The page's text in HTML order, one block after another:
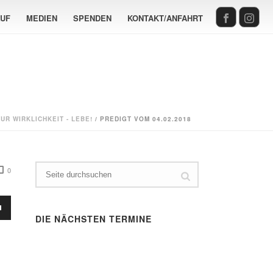
MEDIEN SPENDEN KONTAKT/ANFAHRT
WIRKLICHKEIT - LEBE! / PREDIGT VOM 04.02.2018
0
DIE NÄCHSTEN TERMINE